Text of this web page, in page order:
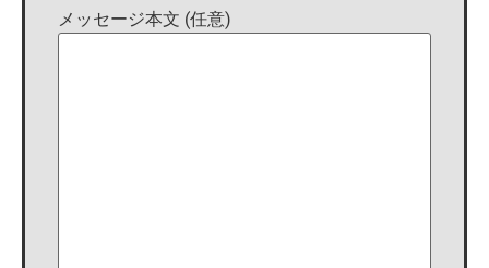
メッセージ本文 (任意)